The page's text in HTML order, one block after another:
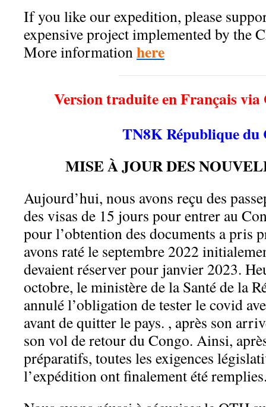
If you like our expedition, please
expensive project implemented by the
More informationhere
Version traduite en Français via
TN8K République du
MISE À JOUR DES
Aujourd’hui, nous avons reçu des
des visas de 15 jours pour entrer au
pour l’obtention des documents a pris
avons raté le septembre 2022
devaient réserver pour janvier 2023.
octobre, le ministère de la Santé de la
annulé l’obligation de tester le covid
avant de quitter le pays. , après son
son vol de retour du Congo. Ainsi,
préparatifs, toutes les exigences
l’expédition ont finalement été